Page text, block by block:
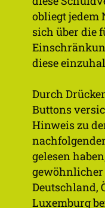
gungs­
rechte der
Anlei­he­
gläu­biger
und
Covenants
Anwend­
obliegt jedem
sich über die
diese
Durch
Buttons
Hinweis zu
gelesen
Deutschland,
Luxemburg